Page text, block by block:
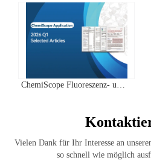
Anwendungen
ChemiScope Fluoreszenz- und
Literaturzusammenfassung
Vielen Dank für Ihr Interesse an
so schnell wie möglich